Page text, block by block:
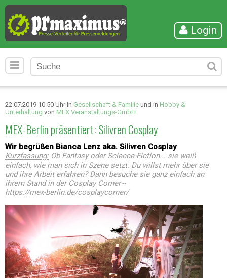
Login
22.07.2019 10:50 Uhr in Gesellschaft & Familie und in Hobby &
Unterhaltung von MEX Veranstaltungs-GmbH
MEX-Berlin präsentiert: Silivren Cosplay
Wir begrüßen Bianca Lenz aka. Silivren Cosplay
Kurzfassung:Ob Fantasy oder Science-Fiction... sie weiß
einfach, wie man sich in Szene setzt. Du willst mehr über sie
und ihre Arbeit erfahren? Dann besuche sie ganz einfach an
ihrem Stand in der Cosplay Corner~
https://mex-berlin.de/cosplaycorner/